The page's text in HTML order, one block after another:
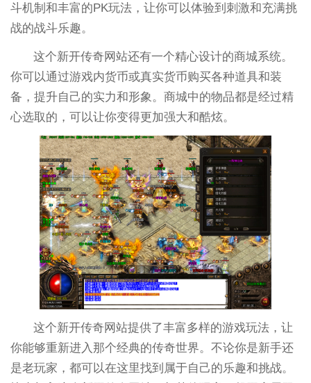
斗机制和丰富的PK玩法，让你可以体验到刺激和充满挑
战的战斗乐趣。
这个新开传奇网站还有一个精心设计的商城系统。
你可以通过游戏内货币或真实货币购买各种道具和装
备，提升自己的实力和形象。商城中的物品都是经过精
心选取的，可以让你变得更加强大和酷炫。
这个新开传奇网站提供了丰富多样的游戏玩法，让
你能够重新进入那个经典的传奇世界。不论你是新手还
是老玩家，都可以在这里找到属于自己的乐趣和挑战。